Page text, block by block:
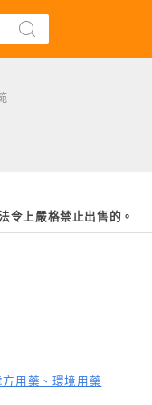
令上嚴格禁止出售的。
用藥、環境用藥